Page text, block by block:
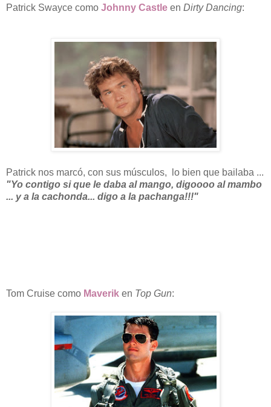
Patrick Swayce como Johnny Castle en Dirty Dancing:
Patrick nos marcó, con sus músculos, lo bien que bailaba ...
"Yo contigo si que le daba al mango, digoooo al mambo
... y a la cachonda... digo a la pachanga!!!"
Tom Cruise como Maverik en Top Gun: